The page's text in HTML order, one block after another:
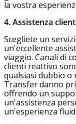
la vostra
4. Assistenza
Scegliete un
un'eccellente
viaggio. Canali di
clienti reattivo
qualsiasi dubbio o
Transfer danno
offrendo un
un'assistenza
un'esperienza